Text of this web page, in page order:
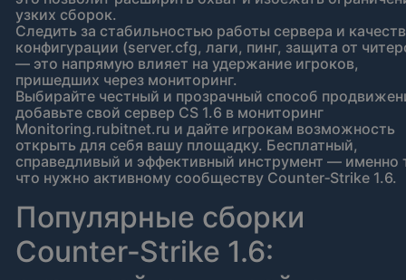
узких сборок.
Следить за стабильностью работы сервера и
конфигурации (server.cfg, лаги, пинг, защита от
— это напрямую влияет на удержание игроков,
пришедших через мониторинг.
Выбирайте честный и прозрачный способ
добавьте свой сервер CS 1.6 в мониторинг
Monitoring.rubitnet.ru и дайте игрокам возможность
открыть для себя вашу площадку. Бесплатный,
справедливый и эффективный инструмент — именно
что нужно активному сообществу Counter‑Strike 1.6.
Популярные сборки
Counter‑Strike 1.6: